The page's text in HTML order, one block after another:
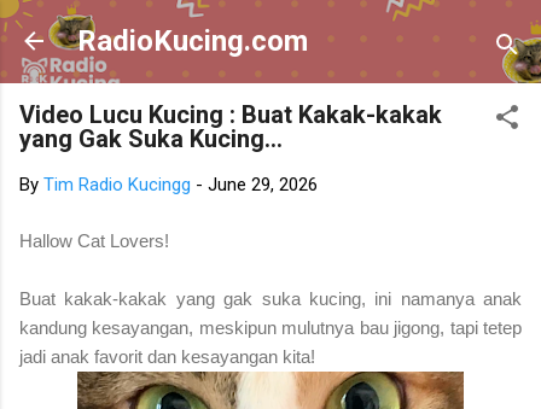
Skip to main content
RadioKucing.com
Video Lucu Kucing : Buat Kakak-kakak
yang Gak Suka Kucing...
By Tim Radio Kucingg - June 29, 2026
Hallow Cat Lovers!
Buat kakak-kakak yang gak suka kucing, ini namanya anak
kandung kesayangan, meskipun mulutnya bau jigong, tapi tetep
jadi anak favorit dan kesayangan kita!